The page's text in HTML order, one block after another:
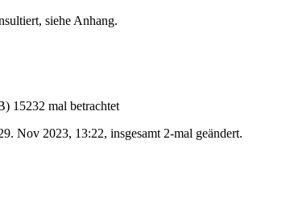
siehe Anhang.
15232 mal betrachtet
Nov 2023, 13:22, insgesamt 2-mal geändert.